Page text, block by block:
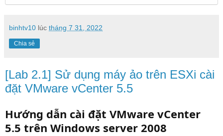
binhtv10 lúc tháng 7 31, 2022
Chia sẻ
[Lab 2.1] Sử dụng máy ảo trên ESXi cài
đặt VMware vCenter 5.5
Hướng dẫn cài đặt VMware vCenter
5.5 trên Windows server 2008